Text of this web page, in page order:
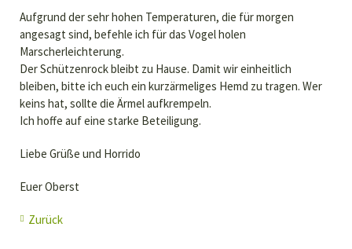
Aufgrund der sehr hohen Temperaturen, die für morgen
angesagt sind, befehle ich für das Vogel holen
Marscherleichterung.
Der Schützenrock bleibt zu Hause. Damit wir einheitlich
bleiben, bitte ich euch ein kurzärmeliges Hemd zu tragen. Wer
keins hat, sollte die Ärmel aufkrempeln.
Ich hoffe auf eine starke Beteiligung.
Liebe Grüße und Horrido
Euer Oberst
Zurück